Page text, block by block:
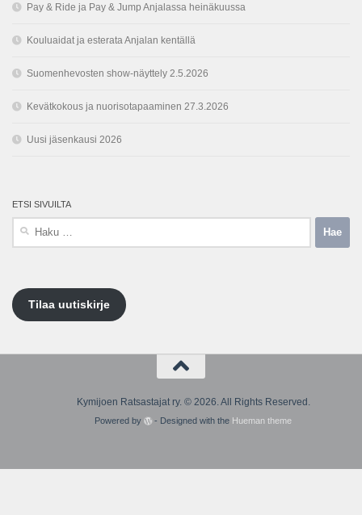
Pay & Ride ja Pay & Jump Anjalassa heinäkuussa
Kouluaidat ja esterata Anjalan kentällä
Suomenhevosten show-näyttely 2.5.2026
Kevätkokous ja nuorisotapaaminen 27.3.2026
Uusi jäsenkausi 2026
ETSI SIVUILTA
Tilaa uutiskirje
Kymijoen Ratsastajat ry. © 2026. All Rights Reserved.
Powered by - Designed with the Hueman theme